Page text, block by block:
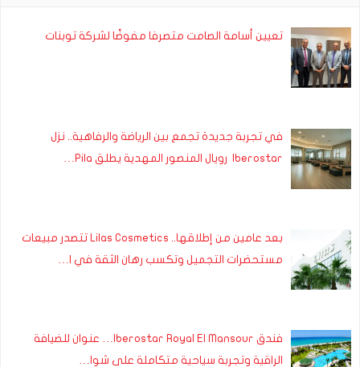
تعيين أسامة الصامت متصرفا مفوضًا لشركة توبنات
في تجربة جديدة تجمع بين الرياضة والرفاهية.. نزل
Iberostar رويال المنصور المهدية يطلق Pila…
بعد عامين من إطلاقها.. Lilas Cosmetics تتصدر مبيعات
مستحضرات التجميل وتكسب رهان الثقة في ا…
فندق Iberostar Royal El Mansour… عنوان للضيافة
الراقية وتجربة سياحية متكاملة على شوا…